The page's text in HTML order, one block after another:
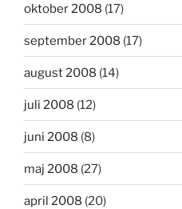
oktober 2008 (17)
september 2008 (17)
august 2008 (14)
juli 2008 (12)
juni 2008 (8)
maj 2008 (27)
april 2008 (20)